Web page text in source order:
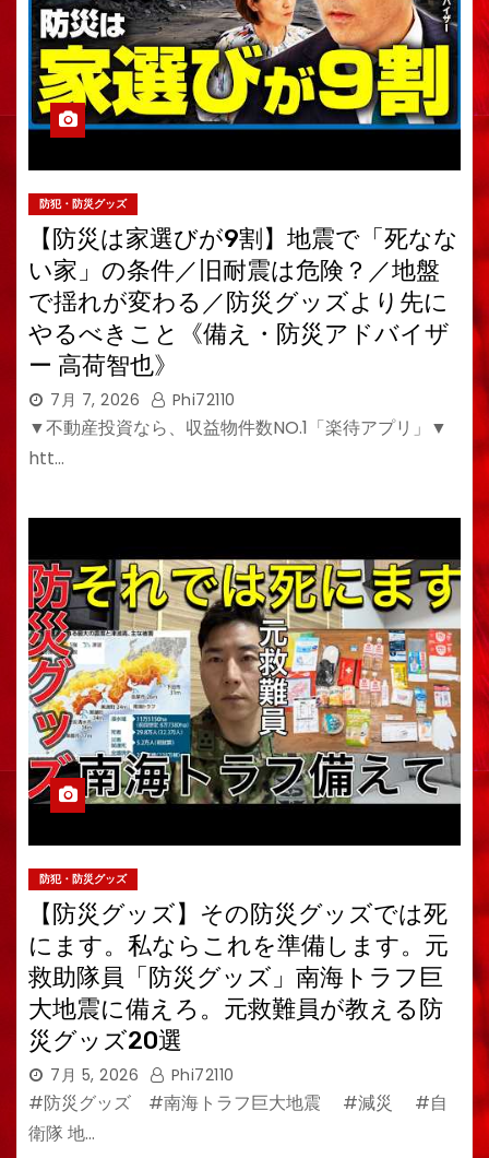
防犯・防災グッズ
【防災は家選びが9割】地震で「死なな
い家」の条件／旧耐震は危険？／地盤
で揺れが変わる／防災グッズより先に
やるべきこと《備え・防災アドバイザ
ー 高荷智也》
7月 7, 2026 Phi72110
▼不動産投資なら、収益物件数NO.1「楽待アプリ」▼
htt…
防犯・防災グッズ
【防災グッズ】その防災グッズでは死
にます。私ならこれを準備します。元
救助隊員「防災グッズ」南海トラフ巨
大地震に備えろ。元救難員が教える防
災グッズ20選
7月 5, 2026 Phi72110
#防災グッズ #南海トラフ巨大地震 #減災 #自
衛隊 地…